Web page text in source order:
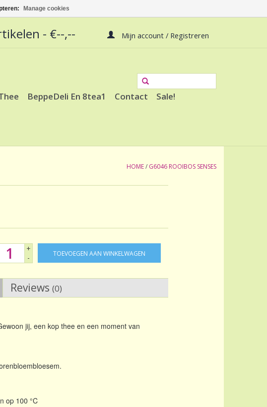
- €--,-- Mijn account / Registreren
BeppeDeli En 8tea1 Contact
Sale!
HOME/ G6046 ROOIBOS SENSES
+
-
TOEVOEGEN AAN WINKELWAGEN
Reviews (0)
jij, een kop thee en een moment van
op 100 °C
Manage cookies